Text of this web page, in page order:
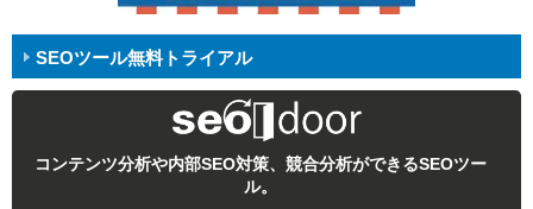
SEOツール無料トライアル
コンテンツ分析や内部SEO対策、競合分析ができるSEOツー
ル。